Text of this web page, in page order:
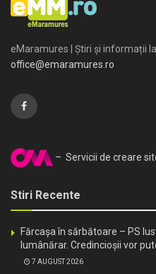
eMaramures | Știri și informații
office@emaramures.ro
– Servicii de creare
Stiri Recente
Fărcașa în sărbătoare – PS
lumânărar. Credincioșii vor
7 AUGUST 2026